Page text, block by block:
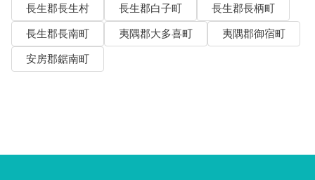
長生郡長生村
長生郡白子町
長生郡長柄町
長生郡長南町
夷隅郡大多喜町
夷隅郡御宿町
安房郡鋸南町